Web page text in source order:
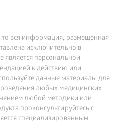
вся информация, размещённая
исключительно в
является персональной
к действию или
данные материалы для
любых медицинских
любой методики или
проконсультируйтесь с
специализированным